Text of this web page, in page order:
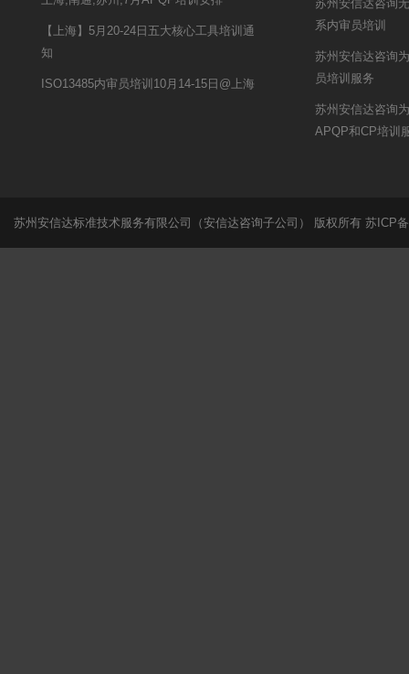
【上海】5月20-24日五大核心工具培训通
知
ISO13485内审员培训10月14-15日@上海
苏州安信达咨询
系内审员培训
苏州安信达咨询
员培训服务
苏州安信达咨询
APQP和CP培训
苏州安信达标准技术服务有限公司（安信达咨询子公司） 版权所有 苏ICP